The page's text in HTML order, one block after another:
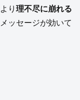
り 理不尽に崩れる
ッセージが効いて